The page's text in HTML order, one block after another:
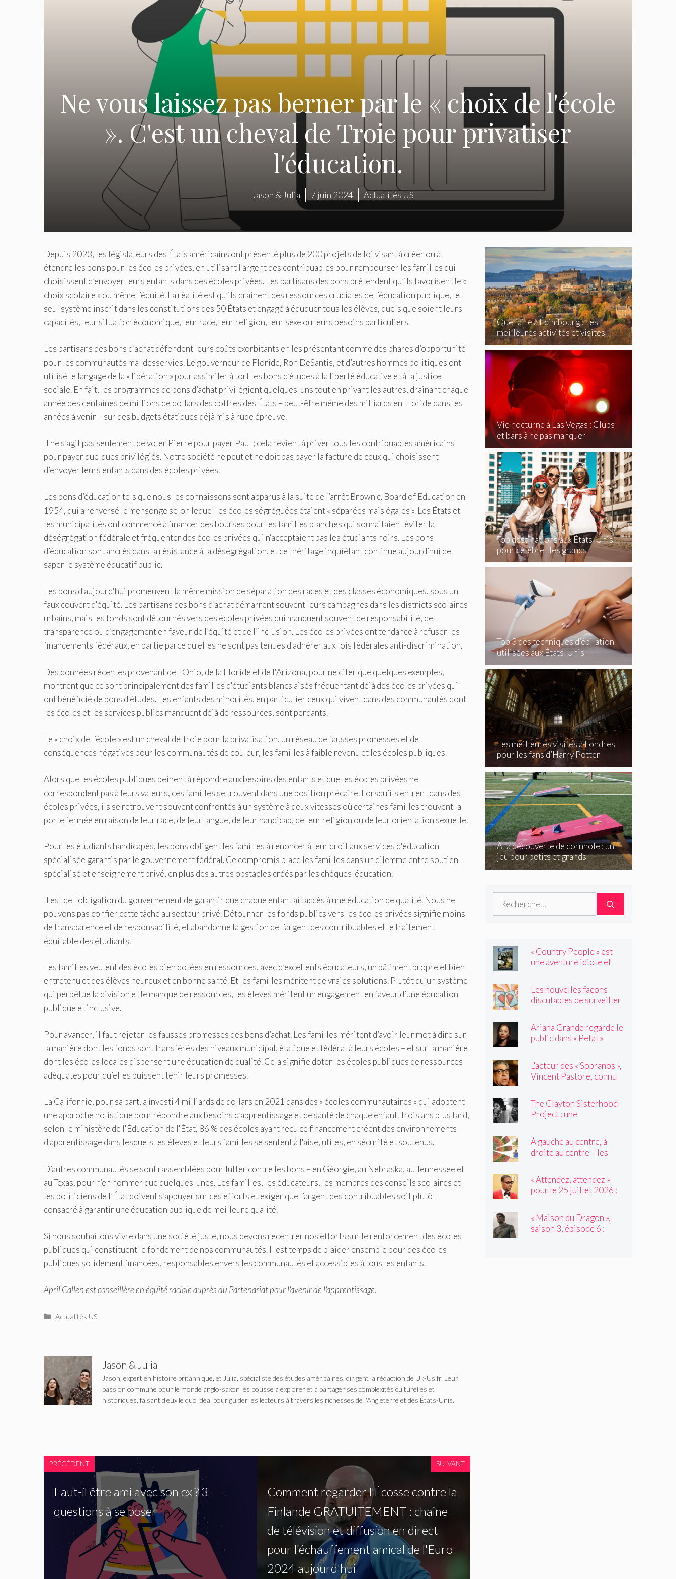
Ne vous laissez pas berner par le « choix de l'école
». C'est un cheval de Troie pour privatiser
l'éducation.
Jason & Julia 7 juin 2024 Actualités US
Depuis 2023, les législateurs des États américains ont présenté plus de 200 projets de loi visant à créer ou à
étendre les bons pour les écoles privées, en utilisant l’argent des contribuables pour rembourser les familles qui
choisissent d’envoyer leurs enfants dans des écoles privées. Les partisans des bons prétendent qu’ils favorisent le «
choix scolaire » ou même l’équité. La réalité est qu’ils drainent des ressources cruciales de l’éducation publique, le
seul système inscrit dans les constitutions des 50 États et engagé à éduquer tous les élèves, quels que soient leurs
capacités, leur situation économique, leur race, leur religion, leur sexe ou leurs besoins particuliers.
Les partisans des bons d’achat défendent leurs coûts exorbitants en les présentant comme des phares d’opportunité
pour les communautés mal desservies. Le gouverneur de Floride, Ron DeSantis, et d’autres hommes politiques ont
utilisé le langage de la « libération » pour assimiler à tort les bons d’études à la liberté éducative et à la justice
sociale. En fait, les programmes de bons d’achat privilégient quelques-uns tout en privant les autres, drainant chaque
année des centaines de millions de dollars des coffres des États – peut-être même des milliards en Floride dans les
années à venir – sur des budgets étatiques déjà mis à rude épreuve.
Il ne s’agit pas seulement de voler Pierre pour payer Paul ; cela revient à priver tous les contribuables américains
pour payer quelques privilégiés. Notre société ne peut et ne doit pas payer la facture de ceux qui choisissent
d’envoyer leurs enfants dans des écoles privées.
Les bons d’éducation tels que nous les connaissons sont apparus à la suite de l’arrêt Brown c. Board of Education en
1954, qui a renversé le mensonge selon lequel les écoles ségréguées étaient « séparées mais égales ». Les États et
les municipalités ont commencé à financer des bourses pour les familles blanches qui souhaitaient éviter la
déségrégation fédérale et fréquenter des écoles privées qui n'acceptaient pas les étudiants noirs. Les bons
d’éducation sont ancrés dans la résistance à la déségrégation, et cet héritage inquiétant continue aujourd’hui de
saper le système éducatif public.
Les bons d'aujourd'hui promeuvent la même mission de séparation des races et des classes économiques, sous un
faux couvert d'équité. Les partisans des bons d’achat démarrent souvent leurs campagnes dans les districts scolaires
urbains, mais les fonds sont détournés vers des écoles privées qui manquent souvent de responsabilité, de
transparence ou d’engagement en faveur de l’équité et de l’inclusion. Les écoles privées ont tendance à refuser les
financements fédéraux, en partie parce qu'elles ne sont pas tenues d'adhérer aux lois fédérales anti-discrimination.
Des données récentes provenant de l'Ohio, de la Floride et de l'Arizona, pour ne citer que quelques exemples,
montrent que ce sont principalement des familles d'étudiants blancs aisés fréquentant déjà des écoles privées qui
ont bénéficié de bons d'études. Les enfants des minorités, en particulier ceux qui vivent dans des communautés dont
les écoles et les services publics manquent déjà de ressources, sont perdants.
Le « choix de l’école » est un cheval de Troie pour la privatisation, un réseau de fausses promesses et de
conséquences négatives pour les communautés de couleur, les familles à faible revenu et les écoles publiques.
Alors que les écoles publiques peinent à répondre aux besoins des enfants et que les écoles privées ne
correspondent pas à leurs valeurs, ces familles se trouvent dans une position précaire. Lorsqu’ils entrent dans des
écoles privées, ils se retrouvent souvent confrontés à un système à deux vitesses où certaines familles trouvent la
porte fermée en raison de leur race, de leur langue, de leur handicap, de leur religion ou de leur orientation sexuelle.
Pour les étudiants handicapés, les bons obligent les familles à renoncer à leur droit aux services d'éducation
spécialisée garantis par le gouvernement fédéral. Ce compromis place les familles dans un dilemme entre soutien
spécialisé et enseignement privé, en plus des autres obstacles créés par les chèques-éducation.
Il est de l'obligation du gouvernement de garantir que chaque enfant ait accès à une éducation de qualité. Nous ne
pouvons pas confier cette tâche au secteur privé. Détourner les fonds publics vers les écoles privées signifie moins
de transparence et de responsabilité, et abandonne la gestion de l’argent des contribuables et le traitement
équitable des étudiants.
Les familles veulent des écoles bien dotées en ressources, avec d’excellents éducateurs, un bâtiment propre et bien
entretenu et des élèves heureux et en bonne santé. Et les familles méritent de vraies solutions. Plutôt qu’un système
qui perpétue la division et le manque de ressources, les élèves méritent un engagement en faveur d’une éducation
publique et inclusive.
Pour avancer, il faut rejeter les fausses promesses des bons d’achat. Les familles méritent d’avoir leur mot à dire sur
la manière dont les fonds sont transférés des niveaux municipal, étatique et fédéral à leurs écoles – et sur la manière
dont les écoles locales dispensent une éducation de qualité. Cela signifie doter les écoles publiques de ressources
adéquates pour qu’elles puissent tenir leurs promesses.
La Californie, pour sa part, a investi 4 milliards de dollars en 2021 dans des « écoles communautaires » qui adoptent
une approche holistique pour répondre aux besoins d’apprentissage et de santé de chaque enfant. Trois ans plus tard,
selon le ministère de l'Éducation de l'État, 86 % des écoles ayant reçu ce financement créent des environnements
d'apprentissage dans lesquels les élèves et leurs familles se sentent à l'aise, utiles, en sécurité et soutenus.
D’autres communautés se sont rassemblées pour lutter contre les bons – en Géorgie, au Nebraska, au Tennessee et
au Texas, pour n’en nommer que quelques-unes. Les familles, les éducateurs, les membres des conseils scolaires et
les politiciens de l’État doivent s’appuyer sur ces efforts et exiger que l’argent des contribuables soit plutôt
consacré à garantir une éducation publique de meilleure qualité.
Si nous souhaitons vivre dans une société juste, nous devons recentrer nos efforts sur le renforcement des écoles
publiques qui constituent le fondement de nos communautés. Il est temps de plaider ensemble pour des écoles
publiques solidement financées, responsables envers les communautés et accessibles à tous les enfants.
April Callen est conseillère en équité raciale auprès du Partenariat pour l'avenir de l'apprentissage.
Catégories
Actualités US
Jason & Julia
Jason, expert en histoire britannique, et Julia, spécialiste des études américaines, dirigent la rédaction de Uk-Us.fr. Leur
passion commune pour le monde anglo-saxon les pousse à explorer et à partager ses complexités culturelles et
historiques, faisant d'eux le duo idéal pour guider les lecteurs à travers les richesses de l'Angleterre et des États-Unis.
PRÉCÉDENT
Faut-il être ami avec son ex ? 3
questions à se poser
SUIVANT
Comment regarder l'Écosse contre la
Finlande GRATUITEMENT : chaîne
de télévision et diffusion en direct
pour l'échauffement amical de l'Euro
2024 aujourd'hui
Que faire à Édimbourg : Les
meilleures activités et visites
incontournables
Vie nocturne à Las Vegas : Clubs
et bars à ne pas manquer
Top destinations aux États-Unis
pour célébrer les grands
événements
Top 3 des techniques d’épilation
utilisées aux États-Unis
Les meilleures visites à Londres
pour les fans d’Harry Potter
À la découverte de cornhole : un
jeu pour petits et grands
Rechercher :
« Country People » est
une aventure idiote et
Les nouvelles façons
discutables de surveiller
Ariana Grande regarde le
public dans « Petal »
L'acteur des « Sopranos »,
Vincent Pastore, connu
ans
The Clayton Sisterhood
Project : une
migration inversée de sa
famille du Nord vers le
Sud
À gauche au centre, à
droite au centre – les
histoires »
« Attendez, attendez »
pour le 25 juillet 2026 :
Williams
« Maison du Dragon »,
saison 3, épisode 6 :